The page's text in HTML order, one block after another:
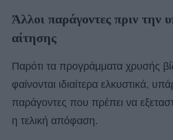
Άλλοι παράγοντες πριν την
αίτησης
Παρότι τα προγράμματα χρυσής
φαίνονται ιδιαίτερα ελκυστικά,
παράγοντες που πρέπει να
η τελική απόφαση.